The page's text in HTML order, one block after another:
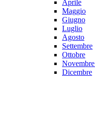
Aprile
Maggio
Giugno
Luglio
Agosto
Settembre
Ottobre
Novembre
Dicembre